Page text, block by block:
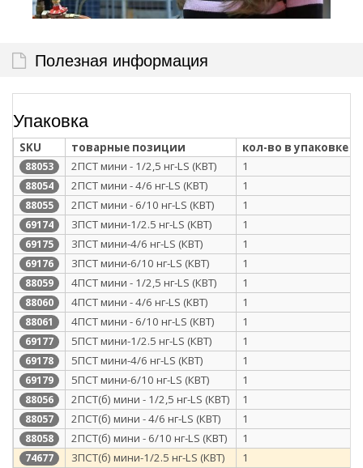
Полезная информация
Упаковка
SKU товарные позиции кол-во в упаковке
88053 2ПСТ мини - 1/2,5 нг-LS (КВТ) 1
88054 2ПСТ мини - 4/6 нг-LS (КВТ) 1
88055 2ПСТ мини - 6/10 нг-LS (КВТ) 1
69174 3ПСТ мини-1/2.5 нг-LS (КВТ) 1
69175 3ПСТ мини-4/6 нг-LS (КВТ) 1
69176 3ПСТ мини-6/10 нг-LS (КВТ) 1
88059 4ПСТ мини - 1/2,5 нг-LS (КВТ) 1
88060 4ПСТ мини - 4/6 нг-LS (КВТ) 1
88061 4ПСТ мини - 6/10 нг-LS (КВТ) 1
69177 5ПСТ мини-1/2.5 нг-LS (КВТ) 1
69178 5ПСТ мини-4/6 нг-LS (КВТ) 1
69179 5ПСТ мини-6/10 нг-LS (КВТ) 1
88056 2ПСТ(б) мини - 1/2,5 нг-LS (КВТ) 1
88057 2ПСТ(б) мини - 4/6 нг-LS (КВТ) 1
88058 2ПСТ(б) мини - 6/10 нг-LS (КВТ) 1
74677 3ПСТ(б) мини-1/2.5 нг-LS (КВТ) 1